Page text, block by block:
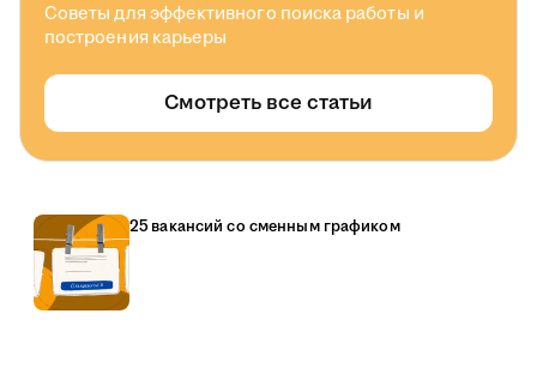
Советы для эффективного поиска работы и
построения карьеры
Смотреть все статьи
25 вакансий со сменным графиком